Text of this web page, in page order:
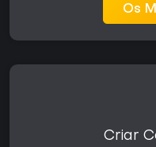
Os
Criar